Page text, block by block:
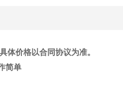
体价格以合同协议为准。
简单